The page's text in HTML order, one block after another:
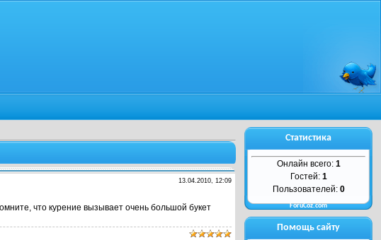
13.04.2010, 12:09
что курение вызывает очень большой букет
Статистика
Онлайн всего: 1
Гостей: 1
Пользователей: 0
ForuCoz.com
Помощь сайту